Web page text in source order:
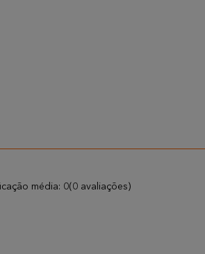
média: 0(0 avaliações)